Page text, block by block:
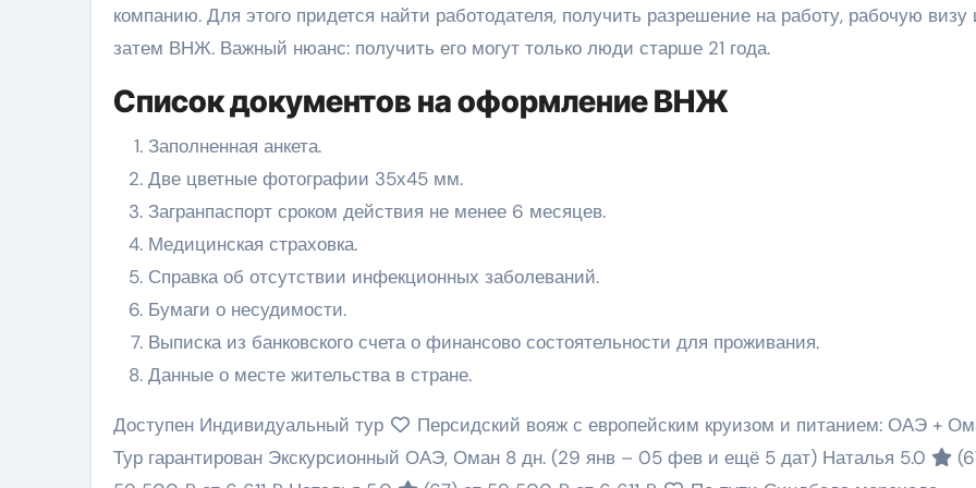
компанию. Для этого придется найти работодателя, получить разрешение на работу, рабочую визу
затем ВНЖ. Важный нюанс: получить его могут только люди старше 21 года.
Список документов на оформление ВНЖ
Заполненная анкета.
Две цветные фотографии 35х45 мм.
Загранпаспорт сроком действия не менее 6 месяцев.
Медицинская страховка.
Справка об отсутствии инфекционных заболеваний.
Бумаги о несудимости.
Выписка из банковского счета о финансово состоятельности для проживания.
Данные о месте жительства в стране.
Доступен Индивидуальный тур
Персидский вояж с европейским круизом и питанием: ОАЭ +
Тур гарантирован Экскурсионный ОАЭ, Оман 8 дн. (29 янв – 05 фев и ещё 5 дат) Наталья 5.0